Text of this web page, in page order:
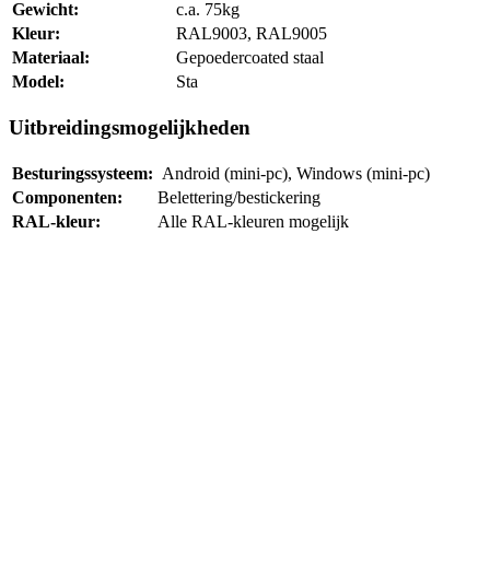
Gewicht:
c.a. 75kg
Kleur:
RAL9003, RAL9005
Materiaal:
Gepoedercoated staal
Model:
Sta
Uitbreidingsmogelijkheden
Besturingssysteem: Android (mini-pc), Windows (mini-pc)
Componenten:
Belettering/bestickering
RAL-kleur:
Alle RAL-kleuren mogelijk